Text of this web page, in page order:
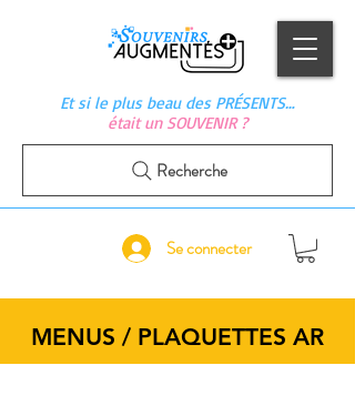
Et si le plus beau des PRÉSENTS…
était un SOUVENIR ?
Se connecter
Recherche
MENUS / PLAQUETTES AR